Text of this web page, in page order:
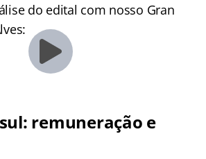
do edital com nosso Gran
remuneração e